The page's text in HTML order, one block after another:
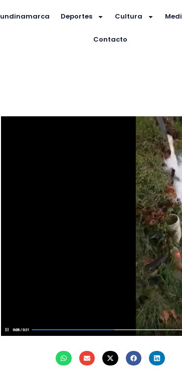
Deportes Cultura
Contacto